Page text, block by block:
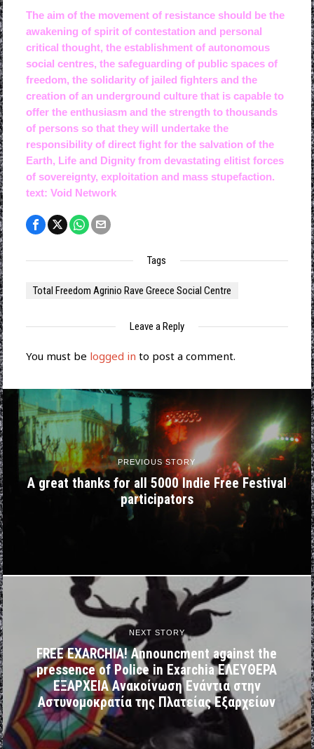
The aim of the movement of resistance should be the
awakening of spirit of contestation and personal
critical thought, the establishment of autonomous
social centres, the safeguarding of public spaces of
freedom, the solidarity of jailed fighters and the
creation of an underground culture that is capable to
offer the enthusiasm and the strength to thousands
of persons so that they will undertake the
responsibility of direct fight for the salvation of the
Earth, Life and Dignity from devastating elitist forces
of sovereignty, exploitation and mass stupefaction.
text: Void Network
Tags
Total Freedom Agrinio Rave Greece Social Centre
Leave a Reply
You must be logged in to post a comment.
PREVIOUS STORY
A great thanks for all 5000 Indie Free Festival
participators
NEXT STORY
FREE EXARCHIA! Announcment against the
pressence of Police in Exarchia ΕΛΕΥΘΕΡΑ
ΕΞΑΡΧΕΙΑ Ανακοίνωση Ενάντια στην
Αστυνομοκρατία της Πλατείας Εξαρχείων